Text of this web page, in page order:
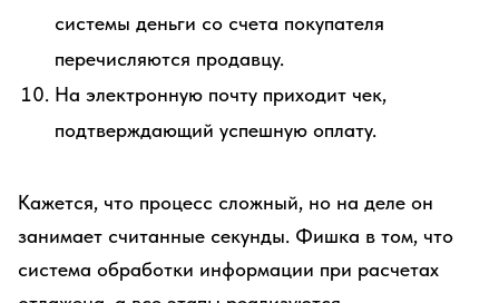
системы деньги со счета покупателя
перечисляются продавцу.
На электронную почту приходит чек,
подтверждающий успешную оплату.
Кажется, что процесс сложный, но на деле он
занимает считанные секунды. Фишка в том, что
система обработки информации при расчетах